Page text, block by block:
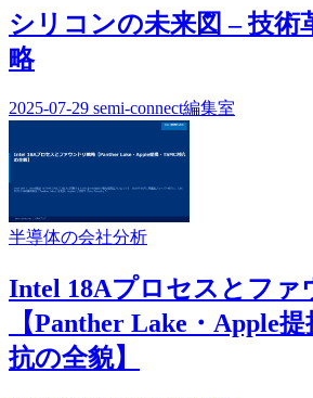
シリコンの未来図 – 技術
略
2025-07-29 semi-connect編集室
半導体の会社分析
Intel 18Aプロセスとファ
【Panther Lake・Apple
抗の全貌】